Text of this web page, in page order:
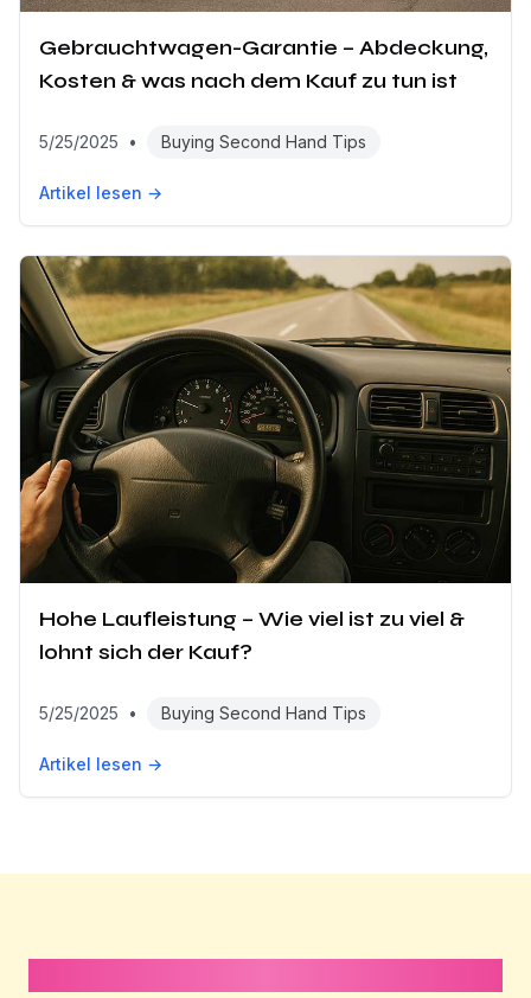
Gebrauchtwagen-Garantie – Abdeckung,
Kosten & was nach dem Kauf zu tun ist
5/25/2025 • Buying Second Hand Tips
Artikel lesen →
Hohe Laufleistung – Wie viel ist zu viel &
lohnt sich der Kauf?
5/25/2025 • Buying Second Hand Tips
Artikel lesen →